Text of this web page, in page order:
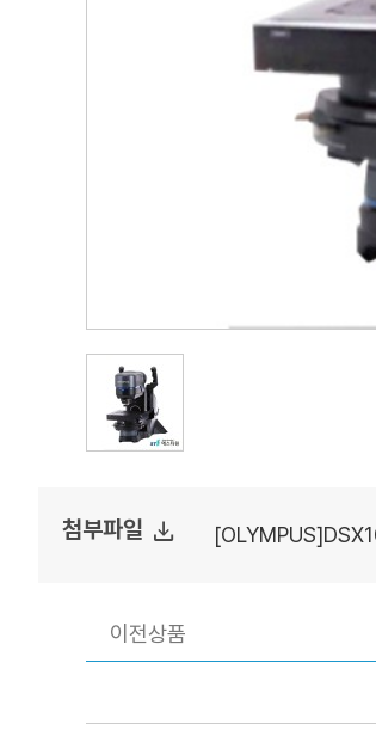
첨부파일 file_download
이전상품